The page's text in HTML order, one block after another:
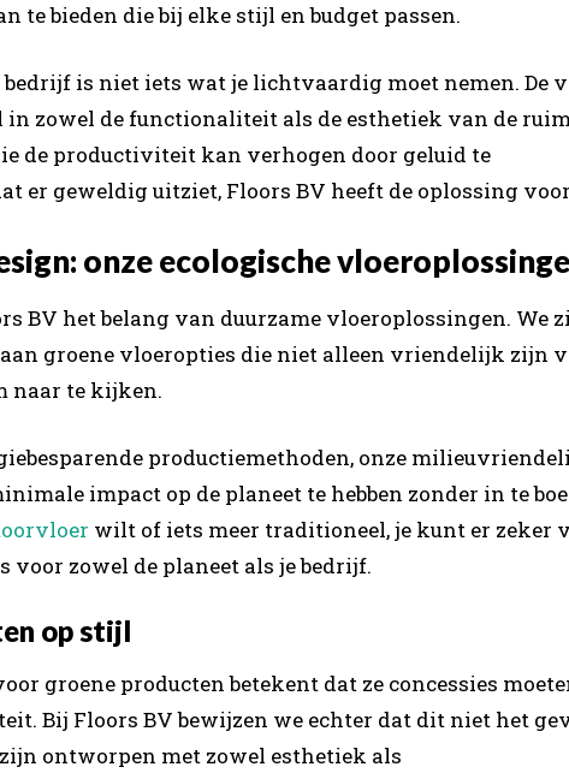
te bieden die bij elke stijl en budget passen.
is niet iets wat je lichtvaardig moet nemen. De
in zowel de functionaliteit als de esthetiek van de
de productiviteit kan verhogen door geluid te
er geweldig uitziet, Floors BV heeft de oplossing
onze ecologische
BV het belang van duurzame vloeroplossingen. We
groene vloeropties die niet alleen vriendelijk zijn
naar te kijken.
productiemethoden, onze
impact op de planeet te hebben zonder in te
wilt of iets meer traditioneel, je kunt er zeker
voor zowel de planeet als je bedrijf.
op stijl
groene producten betekent dat ze concessies
Bij Floors BV bewijzen we echter dat dit niet het
ontworpen met zowel esthetiek als